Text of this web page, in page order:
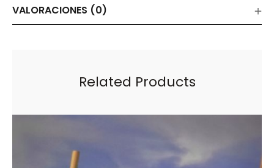
VALORACIONES (0)
Related Products